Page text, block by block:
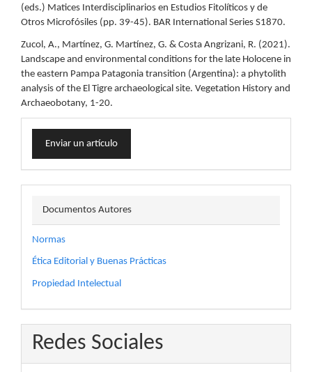
(eds.) Matices Interdisciplinarios en Estudios Fitolíticos y de
Otros Microfósiles (pp. 39-45). BAR International Series S1870.
Zucol, A., Martínez, G. Martínez, G. & Costa Angrizani, R. (2021).
Landscape and environmental conditions for the late Holocene in
the eastern Pampa Patagonia transition (Argentina): a phytolith
analysis of the El Tigre archaeological site. Vegetation History and
Archaeobotany, 1-20.
Enviar
unEnviar un artículo
docautor
Documentos Autores
Normas
Ética Editorial y Buenas Prácticas
Propiedad Intelectual
Redes Sociales